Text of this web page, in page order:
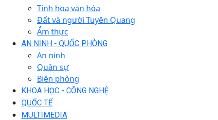
Tinh hoa văn hóa
Đất và người Tuyên Quang
Ẩm thực
AN NINH - QUỐC PHÒNG
An ninh
Quân sự
Biên phòng
KHOA HỌC - CÔNG NGHỆ
QUỐC TẾ
MULTIMEDIA